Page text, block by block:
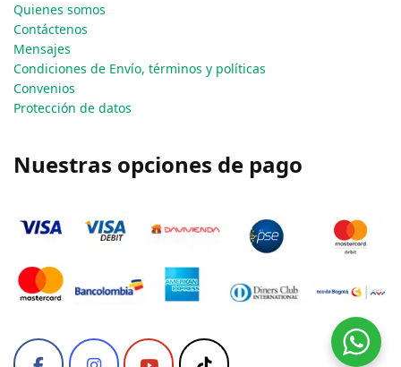
Quienes somos
Contáctenos
Mensajes
Condiciones de Envío, términos y políticas
Convenios
Protección de datos
Nuestras opciones de pago